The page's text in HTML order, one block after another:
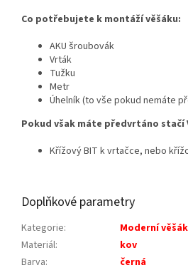
Co potřebujete k montáží věšáku:
AKU šroubovák
Vrták
Tužku
Metr
Úhelník (to vše pokud nemáte
Pokud však máte předvrtáno stačí
Křížový BIT k vrtačce, nebo
Doplňkové parametry
Kategorie:
Moderní
Materiál:
kov
Barva:
černá